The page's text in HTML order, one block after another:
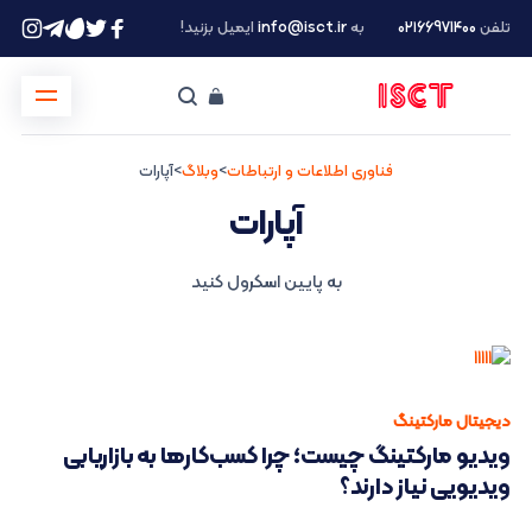
تلفن ۰۲۱66971400 بهinfo@isct.irایمیل بزنید!
فناوری اطلاعات و ارتباطات>وبلاگ>آپارات
آپارات
به پایین اسکرول کنید
دیجیتال مارکتینگ
ویدیو مارکتینگ چیست؛ چرا کسب‌کارها به بازاریابی
ویدیویی نیاز دارند؟